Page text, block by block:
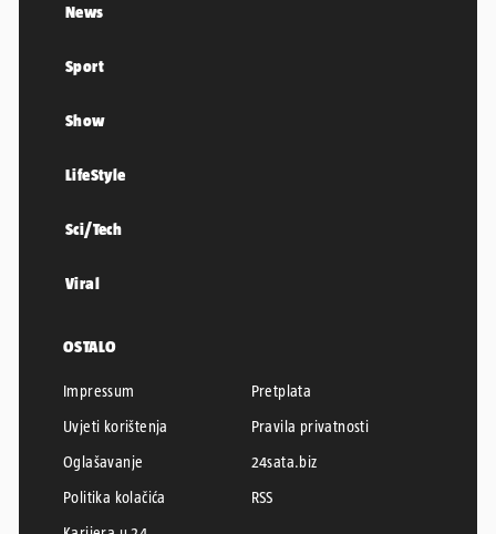
News
Sport
Show
LifeStyle
Sci/Tech
Viral
OSTALO
Impressum
Pretplata
Uvjeti korištenja
Pravila privatnosti
Oglašavanje
24sata.biz
Politika kolačića
RSS